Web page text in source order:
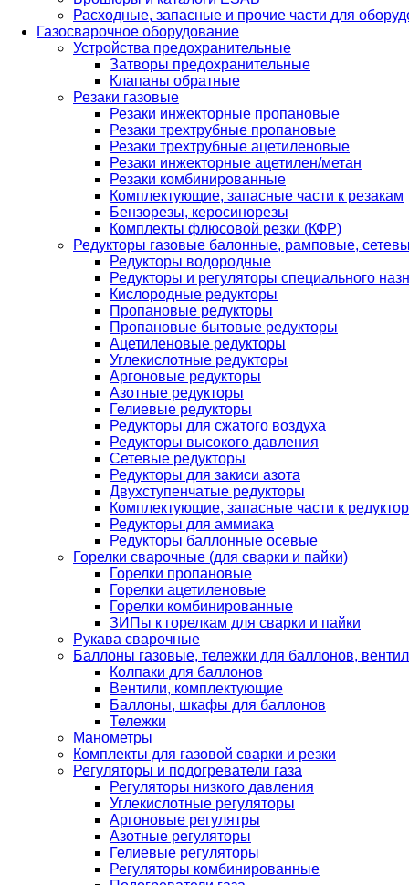
Расходные, запасные и прочие части для
Газосварочное оборудование
Устройства предохранительные
Затворы предохранительные
Клапаны обратные
Резаки газовые
Резаки инжекторные пропановые
Резаки трехтрубные пропановые
Резаки трехтрубные ацетиленовые
Резаки инжекторные ацетилен/метан
Резаки комбинированные
Комплектующие, запасные части к резакам
Бензорезы, керосинорезы
Комплекты флюсовой резки (КФР)
Редукторы газовые балонные, рамповые,
Редукторы водородные
Редукторы и регуляторы специального
Кислородные редукторы
Пропановые редукторы
Пропановые бытовые редукторы
Ацетиленовые редукторы
Углекислотные редукторы
Аргоновые редукторы
Азотные редукторы
Гелиевые редукторы
Редукторы для сжатого воздуха
Редукторы высокого давления
Сетевые редукторы
Редукторы для закиси азота
Двухступенчатые редукторы
Комплектующие, запасные части к
Редукторы для аммиака
Редукторы баллонные осевые
Горелки сварочные (для сварки и пайки)
Горелки пропановые
Горелки ацетиленовые
Горелки комбинированные
ЗИПы к горелкам для сварки и пайки
Рукава сварочные
Баллоны газовые, тележки для баллонов,
Колпаки для баллонов
Вентили, комплектующие
Баллоны, шкафы для баллонов
Тележки
Манометры
Комплекты для газовой сварки и резки
Регуляторы и подогреватели газа
Регуляторы низкого давления
Углекислотные регуляторы
Аргоновые регулятры
Азотные регуляторы
Гелиевые регуляторы
Регуляторы комбинированные